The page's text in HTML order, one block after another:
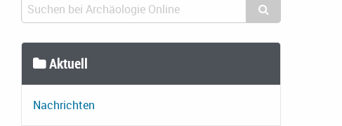
Aktuell
Nachrichten